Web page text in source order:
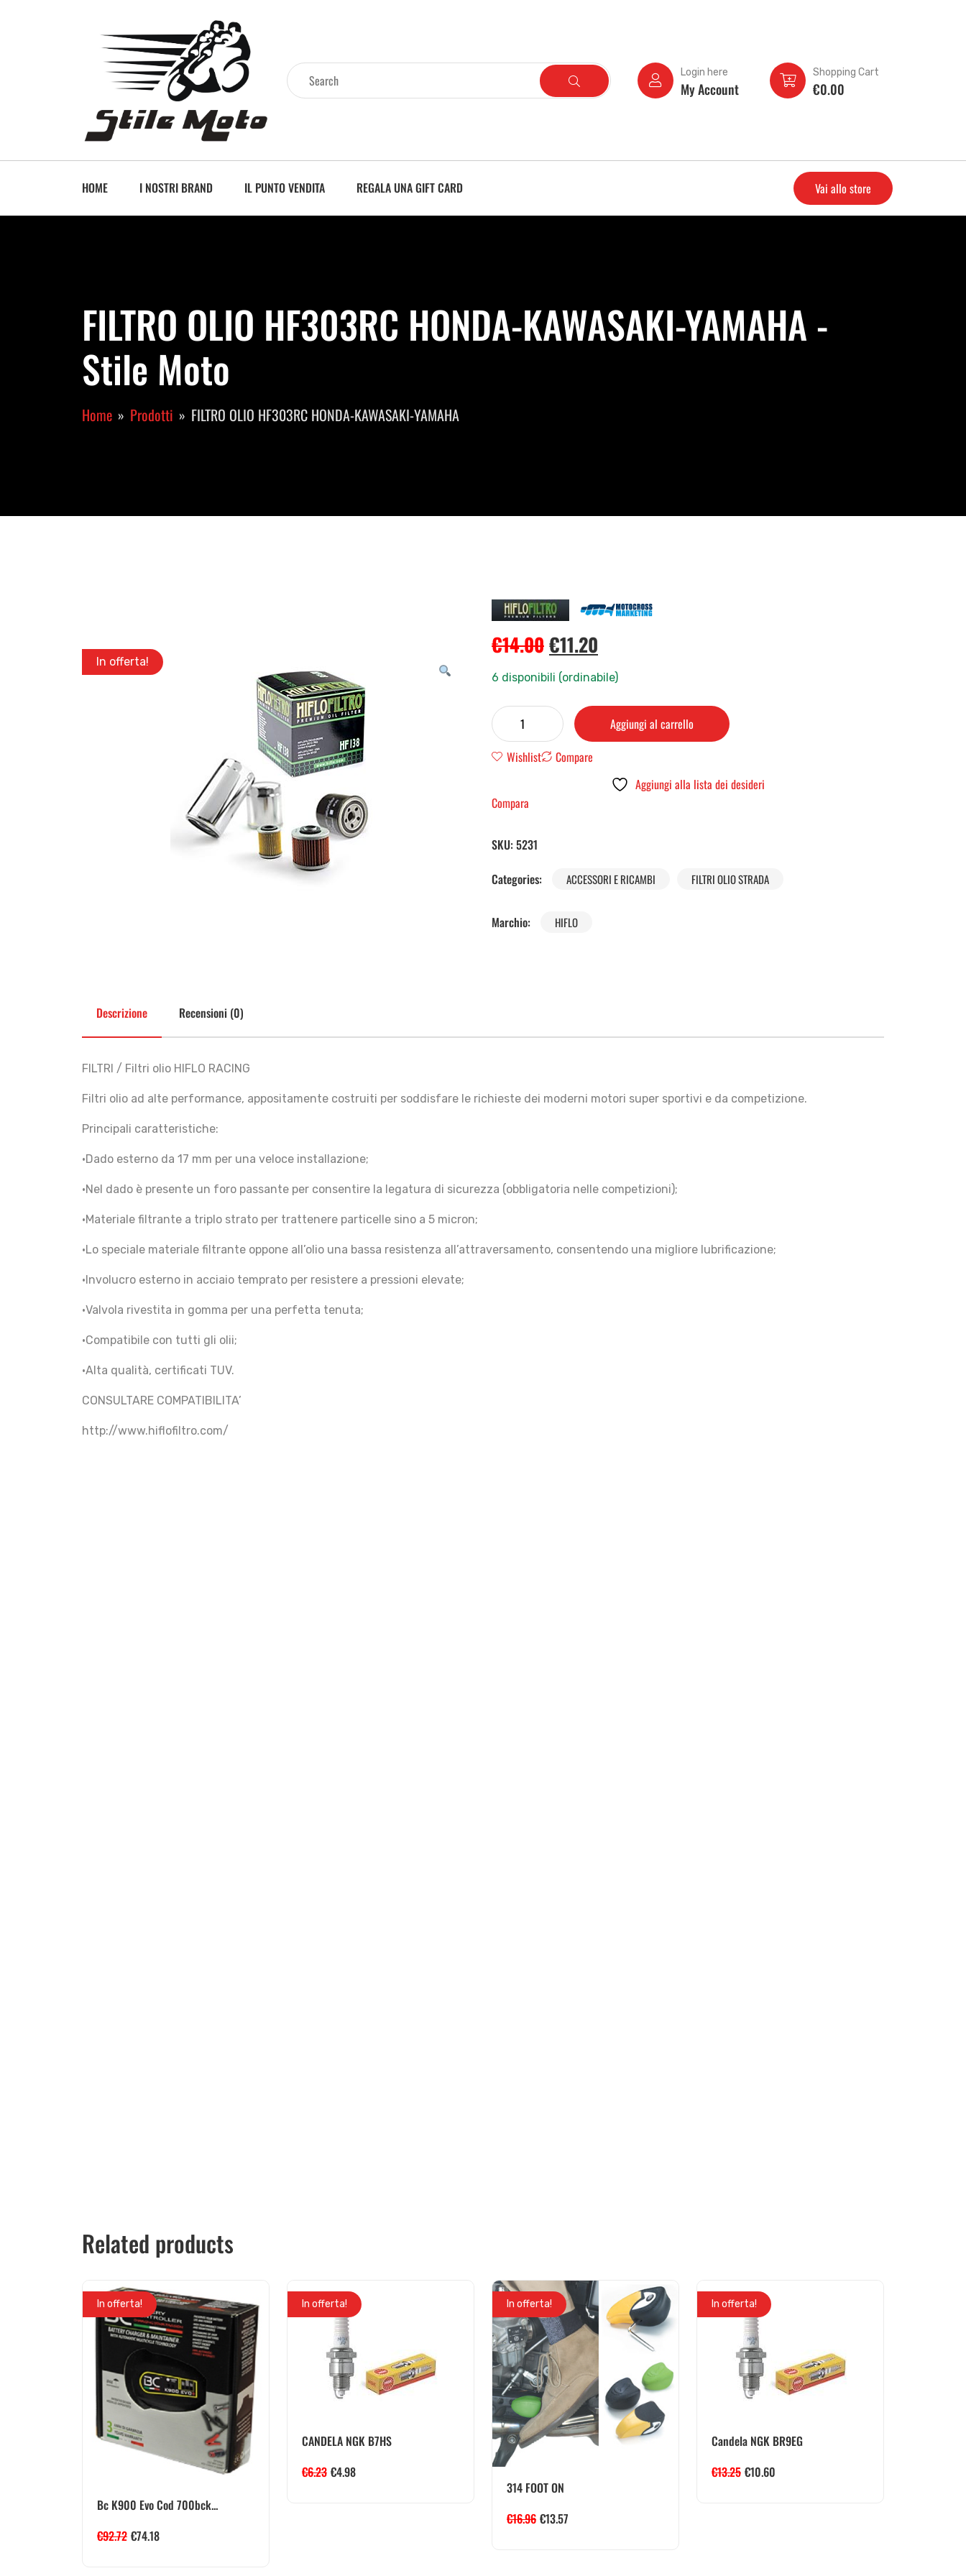
Login here
My Account
Shopping Cart
€0.00
HOME I NOSTRI BRAND IL PUNTO VENDITA REGALA UNA GIFT CARD Vai allo store
FILTRO OLIO HF303RC HONDA-KAWASAKI-YAMAHA -
Stile Moto
Home Prodotti FILTRO OLIO HF303RC HONDA-KAWASAKI-YAMAHA
In offerta!
€14.00€11.20
6 disponibili (ordinabile)
Aggiungi al carrello
Wishlist
Compare
Aggiungi alla lista dei desideri
Compara
SKU: 5231
Categories:
ACCESSORI E RICAMBI FILTRI OLIO STRADA
Marchio: HIFLO
Descrizione Recensioni (0)
FILTRI / Filtri olio HIFLO RACING
Filtri olio ad alte performance, appositamente costruiti per soddisfare le richieste dei moderni motori super sportivi e da competizione.
Principali caratteristiche:
•Dado esterno da 17 mm per una veloce installazione;
•Nel dado è presente un foro passante per consentire la legatura di sicurezza (obbligatoria nelle competizioni);
•Materiale filtrante a triplo strato per trattenere particelle sino a 5 micron;
•Lo speciale materiale filtrante oppone all’olio una bassa resistenza all’attraversamento, consentendo una migliore lubrificazione;
•Involucro esterno in acciaio temprato per resistere a pressioni elevate;
•Valvola rivestita in gomma per una perfetta tenuta;
•Compatibile con tutti gli olii;
•Alta qualità, certificati TUV.
CONSULTARE COMPATIBILITA’
http://www.hiflofiltro.com/
Related products
In offerta!
Bc K900 Evo Cod 700bck...
€92.72 €74.18
In offerta!
CANDELA NGK B7HS
€6.23 €4.98
In offerta!
314 FOOT ON
€16.96 €13.57
In offerta!
Candela NGK BR9EG
€13.25 €10.60